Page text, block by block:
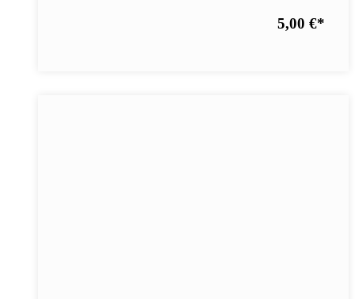
5,00 €*